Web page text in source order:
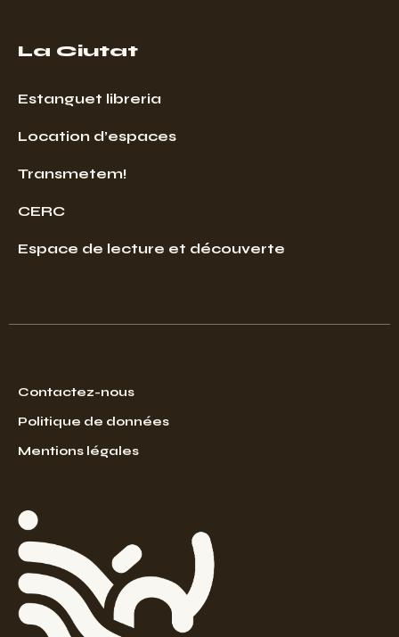
La Ciutat
Estanguet libreria
Location d’espaces
Transmetem!
CERC
Espace de lecture et découverte
Contactez-nous
Politique de données
Mentions légales